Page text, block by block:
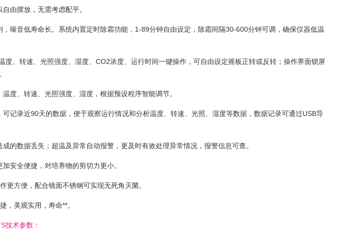
由摆放，无需考虑配平。
噪音低寿命长。系统内置定时除霜功能，1-89分钟自由设定，除霜间隔30-600分钟可调，确保仪器低温
度、转速、光照强度、湿度、CO2浓度、运行时间一键操作，可自由设定摇板正转或反转；操作界面锁屏
度、转速、光照强度、湿度，根据预设程序智能调节。
记录近90天的数据，便于观察运行情况和分析温度、转速、光照、湿度等数据，数据记录可通过USB导
的数据丢失；超温及异常自动报警，更及时有效处理异常情况，报警信息可查。
安全便捷，对培养物的剪切力更小。
更方便，配合镜面不锈钢可实现无死角灭菌。
，美观实用，寿命**。
技术参数：